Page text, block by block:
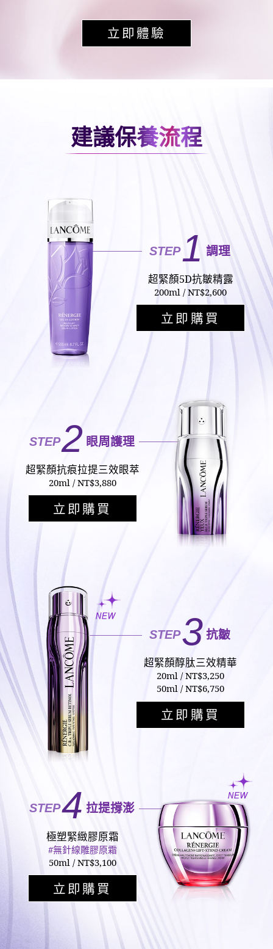
立即體驗
建議保養流程
STEP1 調理
超緊顏5D抗皺精露
200ml / NT$2,600
立即購買
STEP2 眼周護理
超緊顏抗痕拉提三效眼萃
20ml / NT$3,880
立即購買
STEP3 抗皺
超緊顏醇肽三效精華
20ml / NT$3,250
50ml / NT$6,750
立即購買
STEP4 拉提撐澎
極塑緊緻膠原霜
#無針線雕膠原霜
50ml / NT$3,100
立即購買